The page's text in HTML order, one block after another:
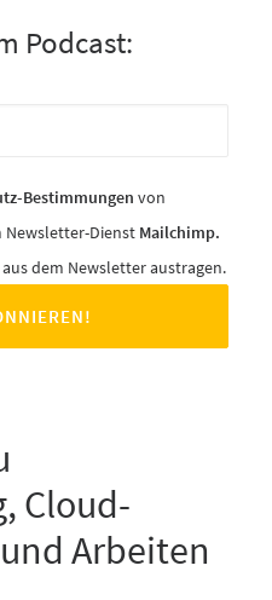
Podcast:
Bestimmungen von
Dienst Mailchimp.
dem Newsletter austragen.
Cloud-
Arbeiten